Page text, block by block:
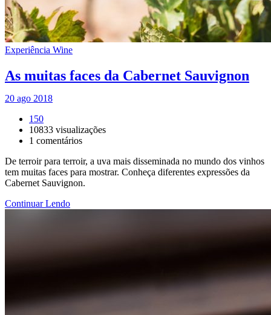
Experiência Wine
As muitas faces da Cabernet Sauvignon
20 ago 2018
150
10833 visualizações
1 comentários
De terroir para terroir, a uva mais disseminada no mundo dos vinhos
tem muitas faces para mostrar. Conheça diferentes expressões da
Cabernet Sauvignon.
Continuar Lendo